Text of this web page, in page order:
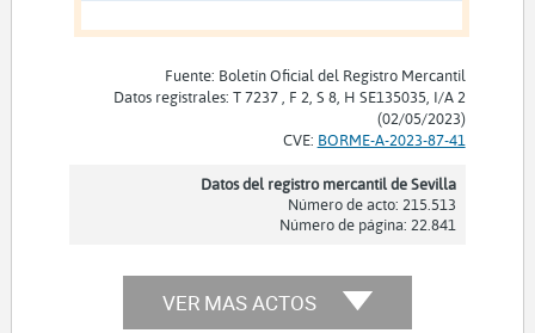
Fuente: Boletín Oficial del Registro Mercantil
Datos registrales: T 7237 , F 2, S 8, H SE135035, I/A 2
(02/05/2023)
CVE: BORME-A-2023-87-41
Datos del registro mercantil de Sevilla
Número de acto: 215.513
Número de página: 22.841
VER MAS ACTOS